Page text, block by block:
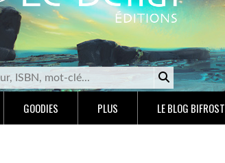
GOODIES PLUS LE BLOG BIFROST